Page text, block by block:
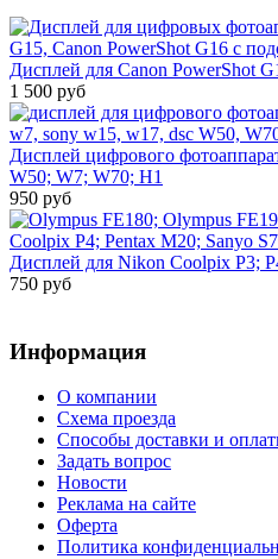
Дисплей для Canon PowerShot
1 500 руб
Дисплей цифрового
W50; W7; W70; H1
950 руб
Дисплей для Nikon Coolpix P3;
750 руб
Информация
О компании
Схема проезда
Способы доставки и
Задать вопрос
Новости
Реклама на сайте
Оферта
Политика